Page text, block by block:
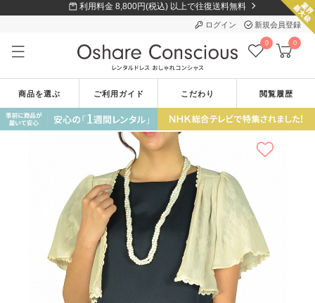
利用料金 8,800円(税込) 以上で往復送料無料
ログイン 新規会員登録
0 0
商品を選ぶ ご利用ガイド こだわり 閲覧履歴